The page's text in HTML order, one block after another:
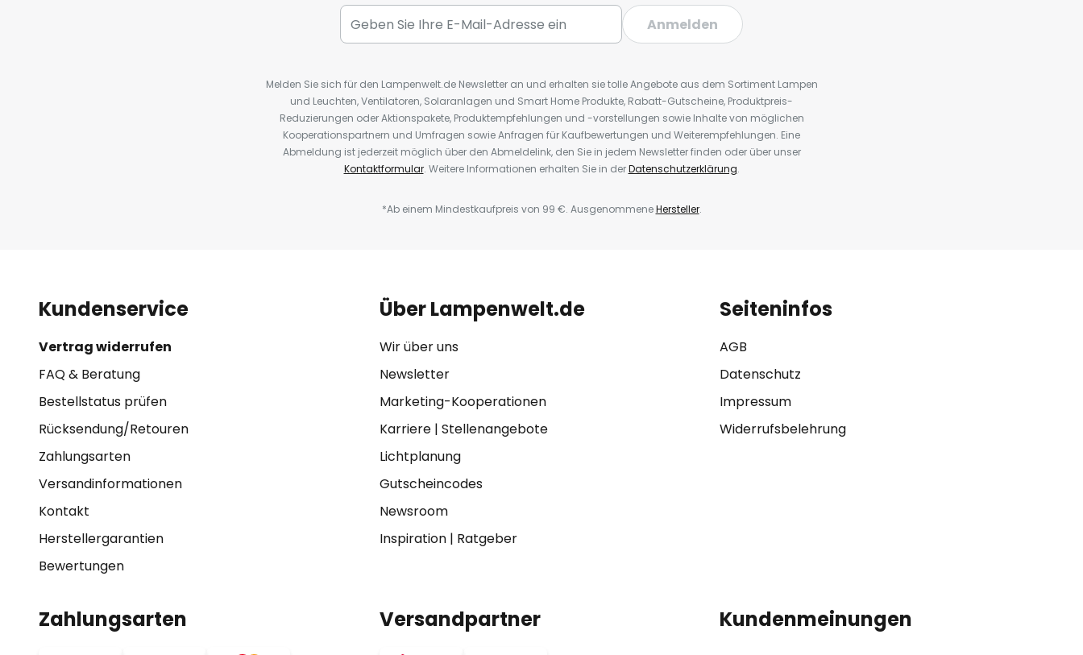
Anmelden
Melden Sie sich für den Lampenwelt.de Newsletter an und erhalten sie tolle Angebote aus dem Sortiment Lampen
und Leuchten, Ventilatoren, Solaranlagen und Smart Home Produkte, Rabatt-Gutscheine, Produktpreis-
Reduzierungen oder Aktionspakete, Produktempfehlungen und -vorstellungen sowie Inhalte von möglichen
Kooperationspartnern und Umfragen sowie Anfragen für Kaufbewertungen und Weiterempfehlungen. Eine
Abmeldung ist jederzeit möglich über den Abmeldelink, den Sie in jedem Newsletter finden oder über unser
Kontaktformular. Weitere Informationen erhalten Sie in derDatenschutzerklärung.
*Ab einem Mindestkaufpreis von 99 €. AusgenommeneHersteller.
Kundenservice
Vertrag widerrufen
FAQ & Beratung
Bestellstatus prüfen
Rücksendung/Retouren
Zahlungsarten
Versandinformationen
Kontakt
Herstellergarantien
Bewertungen
Über Lampenwelt.de
Wir über uns
Newsletter
Marketing-Kooperationen
Karriere| Stellenangebote
Lichtplanung
Gutscheincodes
Newsroom
Inspiration| Ratgeber
Seiteninfos
AGB
Datenschutz
Impressum
Widerrufsbelehrung
Zahlungsarten Versandpartner Kundenmeinungen